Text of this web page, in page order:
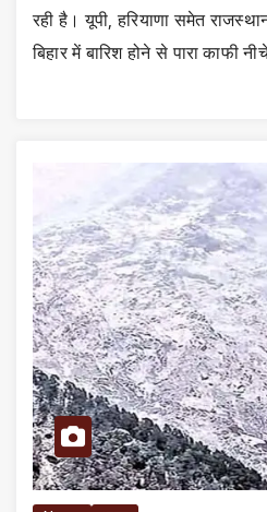
रही है। यूपी, हरियाणा समेत
बिहार में बारिश होने से पारा काफी